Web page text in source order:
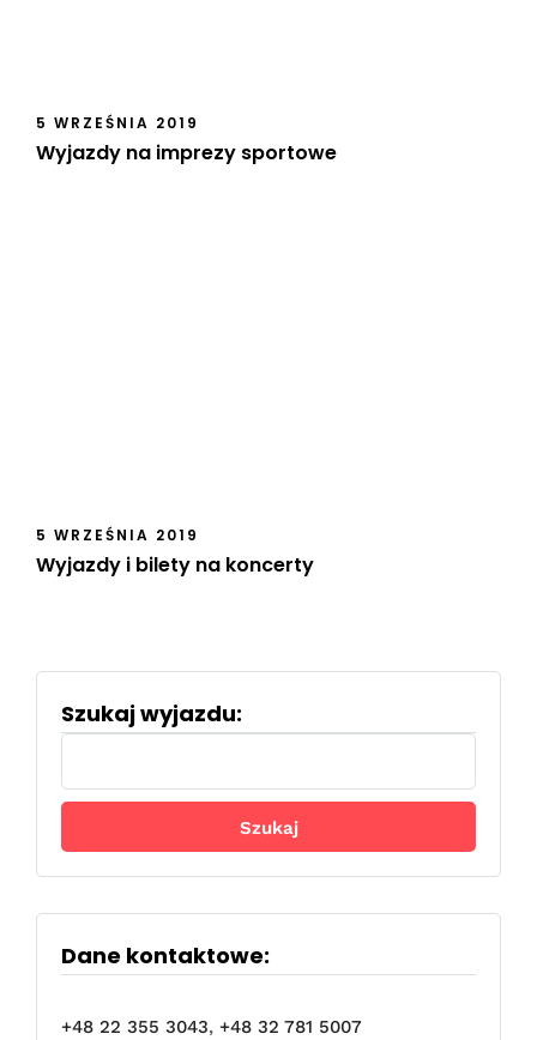
5 WRZEŚNIA 2019
Wyjazdy na imprezy sportowe
5 WRZEŚNIA 2019
Wyjazdy i bilety na koncerty
Szukaj wyjazdu:
Szukaj:
Dane kontaktowe:
+48 22 355 3043, +48 32 781 5007